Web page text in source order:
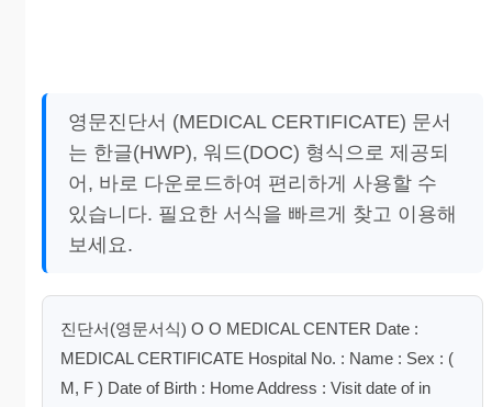
영문진단서 (MEDICAL CERTIFICATE) 문서
는 한글(HWP), 워드(DOC) 형식으로 제공되
어, 바로 다운로드하여 편리하게 사용할 수
있습니다. 필요한 서식을 빠르게 찾고 이용해
보세요.
진단서(영문서식) O O MEDICAL CENTER Date :
MEDICAL CERTIFICATE Hospital No. : Name : Sex : (
M, F ) Date of Birth : Home Address : Visit date of in